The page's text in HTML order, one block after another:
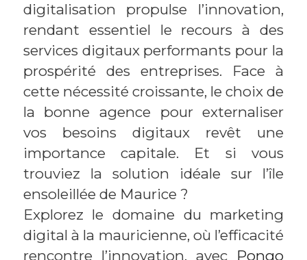
digitalisation propulse l’innovation,
rendant essentiel le recours à des
services digitaux performants pour la
prospérité des entreprises. Face à
cette nécessité croissante, le choix de
la bonne agence pour externaliser
vos besoins digitaux revêt une
importance capitale. Et si vous
trouviez la solution idéale sur l’île
ensoleillée de Maurice ?
Explorez le domaine du marketing
digital à la mauricienne, où l’efficacité
rencontre l’innovation, avec Pongo